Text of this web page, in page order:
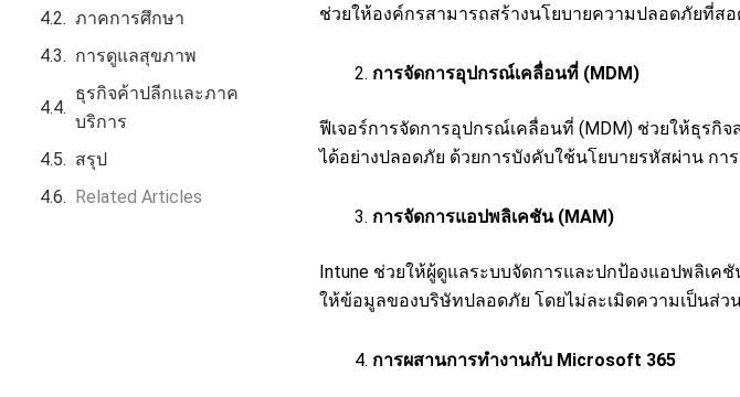
ภาคการศึกษา
การดูแลสุขภาพ
ธุรกิจค้าปลีกและภาค
บริการ
สรุป
Related Articles
ช่วยให้องค์กรสามารถสร้างนโยบายความปลอดภัยที่
การจัดการอุปกรณ์เคลื่อนที่ (MDM)
ฟีเจอร์การจัดการอุปกรณ์เคลื่อนที่ (MDM) ช่วยให้ธุร
ได้อย่างปลอดภัย ด้วยการบังคับใช้นโยบายรหัสผ่าน ก
การจัดการแอปพลิเคชัน (MAM)
Intune ช่วยให้ผู้ดูแลระบบจัดการและปกป้องแอปพลิเ
ให้ข้อมูลของบริษัทปลอดภัย โดยไม่ละเมิดความเป็นส่ว
การผสานการทำงานกับ Microsoft 365